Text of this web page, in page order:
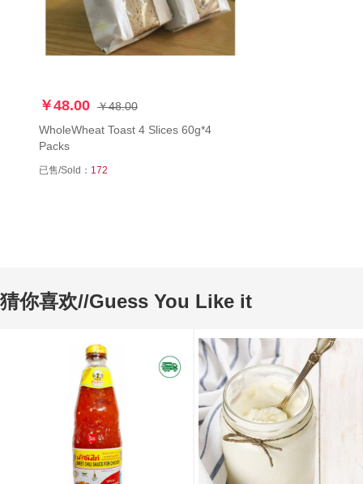
￥48.00 ￥48.00
WholeWheat Toast 4 Slices 60g*4
Packs
已售/Sold： 172
猜你喜欢//Guess You Like it